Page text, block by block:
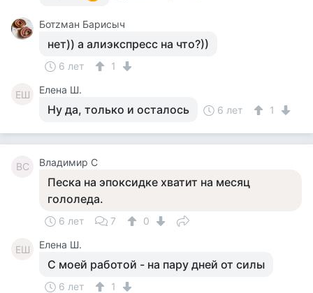
Ботzман Барисыч
нет)) а алиэкспресс на что?))
6 лет 1
ЕШ Елена Ш.
Ну да, только и осталось 6 лет 1
ВС Владимир С
Песка на эпоксидке хватит на месяц
гололеда.
6 лет 7 0
ЕШ Елена Ш.
С моей работой - на пару дней от силы
6 лет 1